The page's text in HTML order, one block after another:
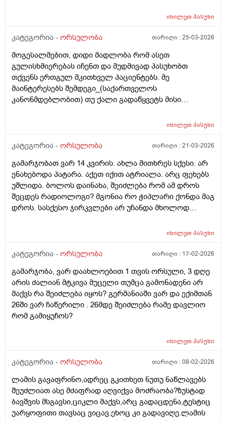
იხილეთპასუხი
კატეგორია - ორსულობა თარიღი :25-03-2026
მოგესალმებით, დიდი მადლობა რომ ასეთ
გულისხმიერებას იჩენთ და მუდმივად პასუხობთ
თქვენს ერთგულ მკითხველ პაციენტებს. მე
მაინტერესებს შემდეგი_(საქართველოს
კანონმდებლობით) თუ ქალი გადაწყვეტს მისი
(კვერცხუჯრედის კრიოპრეზერვაცია) შესაძლებელი?
მნიშვნელოვანი შეკითხვა_თუ, დავუშვათ, საკუთარ
გამოიყენებს, გაყინული კიდევ ისევ მორჩება
კლინიკაში, ამ დროს შემდგომ როგორ განვითარდება
სცენარი? რა ბედი ეწევა დარჩენილ გაყინულ
კვერცხუჯრედებს?_თუ მათ ვადა გასდით,
გამოიყენებენ მანამ სხვა ქალის
მიუხედავად? თუ არ შეწუხდებით, დეტალურად რომ
მადლობა!
იხილეთპასუხი
კატეგორია - ორსულობა თარიღი :21-03-2026
გამარჯობათ ვარ 14 კვირის. ახლა მითხრეს სქესი. არ
ენახებოდა პატარა. აქეთ იქით ატრიალა. არც ფეხებს
უშლიდა. ბოლოს დაინახა, შეიძლება რომ ამ დროს
შეცდეს რადიოლოგი? მგონია რო ჭიპლარი ქონდა მაგ
დროს. სასქესო ჯირკვლები არ უჩანდა მხოლოდ
იხილეთპასუხი
კატეგორია - ორსულობა თარიღი : 17-02-2026
გამარჯობა, ვარ დაახლოებით 1 თვის ორსული, 3 დღე
არის ძალიან მტკივა მუცელი თუმცა გამონადენი არ
მაქვს რა შეიძლება იყოს? გერმანიაში ვარ და ექიმთან
26ში ვარ ჩაწერილი . 26მდე შეიძლება რამე დავლიო
რომ გამიყუჩოს?
იხილეთპასუხი
კატეგორია - ორსულობა თარიღი :08-02-2026
ლამის გავაფრინო,ადრეც გკითხეთ ნუთუ ნაწლავებს
შეუძლიათ ასე მძაფრად აღვიქვა მოძრაობა?ზუსტად
ბავშვის მსგავსი,ციკლი მაქვს,არც გადაცდენა,ტესტიც
უარყოფითი თავსაც ვიცავ.ეხოც კი გადავიღე.ლამის